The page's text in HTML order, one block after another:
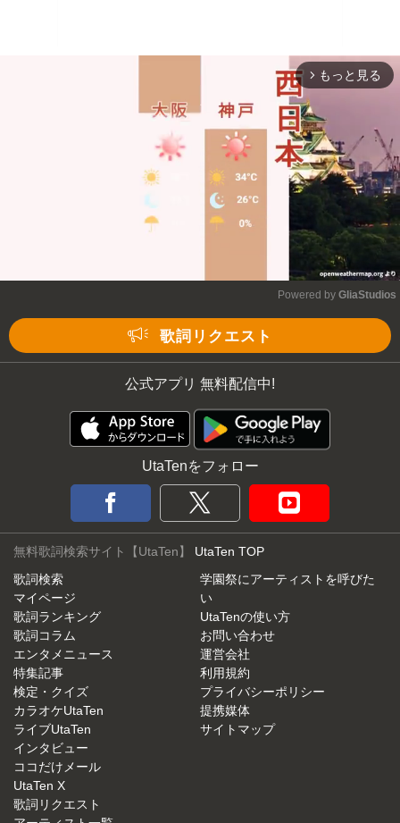
arrow_forward_ios もっと見る
Powered by GliaStudios
歌詞リクエスト
公式アプリ 無料配信中!
UtaTenをフォロー
無料歌詞検索サイト【UtaTen】 UtaTen TOP
歌詞検索
マイページ
歌詞ランキング
歌詞コラム
エンタメニュース
特集記事
検定・クイズ
カラオケUtaTen
ライブUtaTen
インタビュー
ココだけメール
UtaTen X
歌詞リクエスト
学園祭にアーティストを呼びた
い
UtaTenの使い方
お問い合わせ
運営会社
利用規約
プライバシーポリシー
提携媒体
サイトマップ